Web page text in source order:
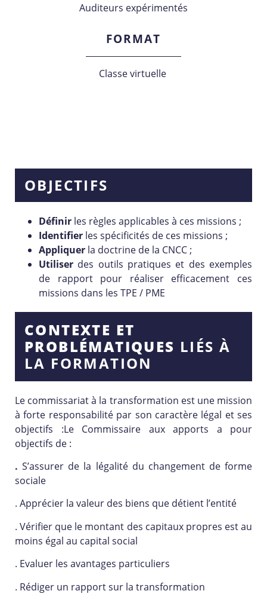
Auditeurs expérimentés
FORMAT
Classe virtuelle
OBJECTIFS
Définir les règles applicables à ces missions ;
Identifier les spécificités de ces missions ;
Appliquer la doctrine de la CNCC ;
Utiliser des outils pratiques et des exemples
de rapport pour réaliser efficacement ces
missions dans les TPE / PME
CONTEXTE ET
PROBLÉMATIQUES LIÉS À
LA FORMATION
Le commissariat à la transformation est une mission
à forte responsabilité par son caractère légal et ses
objectifs :Le Commissaire aux apports a pour
objectifs de :
.S’assurer de la légalité du changement de forme
sociale
. Apprécier la valeur des biens que détient l’entité
. Vérifier que le montant des capitaux propres est au
moins égal au capital social
. Evaluer les avantages particuliers
. Rédiger un rapport sur la transformation